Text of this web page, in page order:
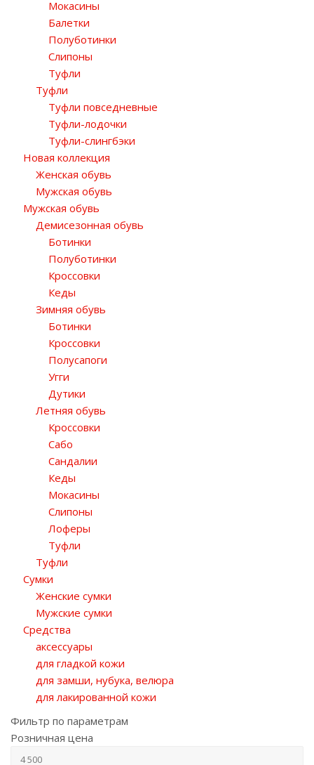
Мокасины
Балетки
Полуботинки
Слипоны
Туфли
Туфли
Туфли повседневные
Туфли-лодочки
Туфли-слингбэки
Новая коллекция
Женская обувь
Мужская обувь
Мужская обувь
Демисезонная обувь
Ботинки
Полуботинки
Кроссовки
Кеды
Зимняя обувь
Ботинки
Кроссовки
Полусапоги
Угги
Дутики
Летняя обувь
Кроссовки
Сабо
Сандалии
Кеды
Мокасины
Слипоны
Лоферы
Туфли
Туфли
Сумки
Женские сумки
Мужские сумки
Средства
аксессуары
для гладкой кожи
для замши, нубука, велюра
для лакированной кожи
Фильтр по параметрам
Розничная цена